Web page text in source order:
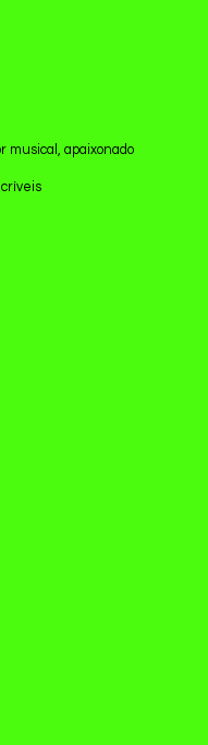
musical, apaixonado